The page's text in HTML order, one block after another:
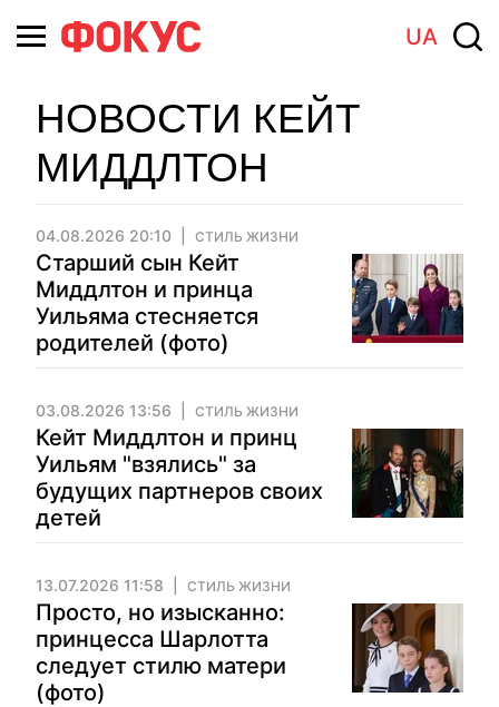
UA
НОВОСТИ КЕЙТ
МИДДЛТОН
04.08.2026 20:10 СТИЛЬ ЖИЗНИ
Старший сын Кейт
Миддлтон и принца
Уильяма стесняется
родителей (фото)
03.08.2026 13:56 СТИЛЬ ЖИЗНИ
Кейт Миддлтон и принц
Уильям "взялись" за
будущих партнеров своих
детей
13.07.2026 11:58 СТИЛЬ ЖИЗНИ
Просто, но изысканно:
принцесса Шарлотта
следует стилю матери
(фото)